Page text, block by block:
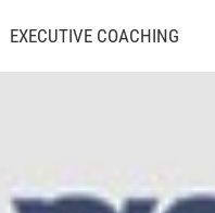
EXECUTIVE COACHING